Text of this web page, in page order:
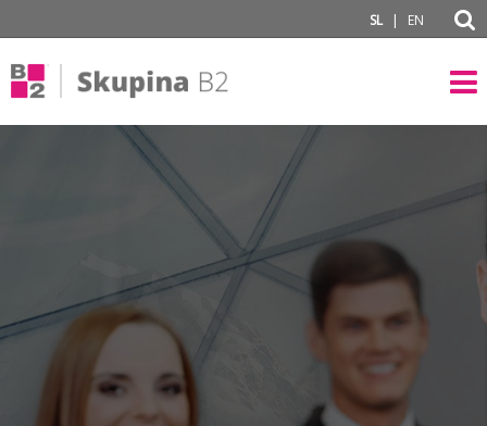
SL | EN